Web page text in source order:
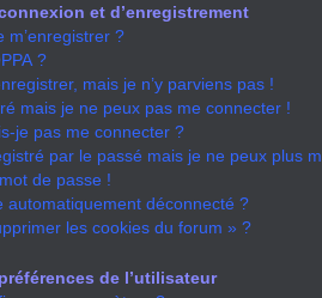
et d’enregistrement
m’enregistrer ?
?
mais je n’y parviens pas !
mais je ne peux pas me connecter !
je pas me connecter ?
par le passé mais je ne peux plus
de passe !
automatiquement déconnecté ?
les cookies du forum » ?
de l’utilisateur